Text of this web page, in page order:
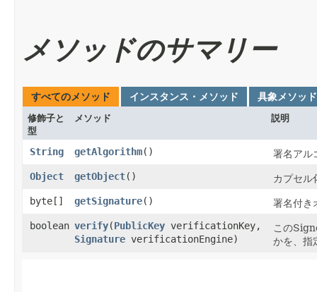
メソッドのサマリー
すべてのメソッド インスタンス・メソッド 具象メソッド
修飾子と
型
メソッド 説明
String getAlgorithm()
署名アル
Object
getObject()
カプセル
byte[]
getSignature()
署名付き
boolean verify​(PublicKey verificationKey,
Signature verificationEngine)
この
かを、指